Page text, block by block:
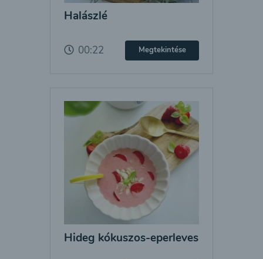
Halászlé
00:22 Megtekintése
Hideg kókuszos-eperleves